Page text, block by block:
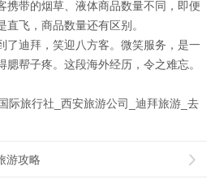
带的烟草、液体商品数量不同，即便
飞，商品数量还有区别。
迪拜，笑迎八方客。微笑服务，是一
帮子疼。这段海外经历，令之难忘。
际旅行社_西安旅游公司_迪拜旅游_去
游攻略 